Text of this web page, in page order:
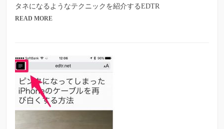
タネになるようなテクニックを紹介するEDTR
READ MORE